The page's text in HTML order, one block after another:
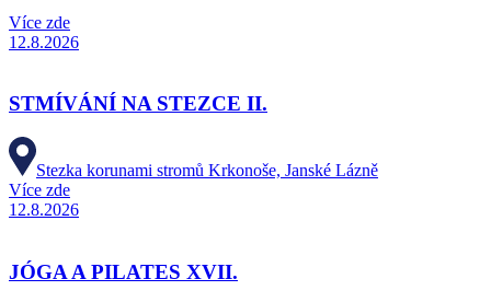
Více zde
12.8.2026
STMÍVÁNÍ NA STEZCE II.
Stezka korunami stromů Krkonoše, Janské Lázně
Více zde
12.8.2026
JÓGA A PILATES XVII.